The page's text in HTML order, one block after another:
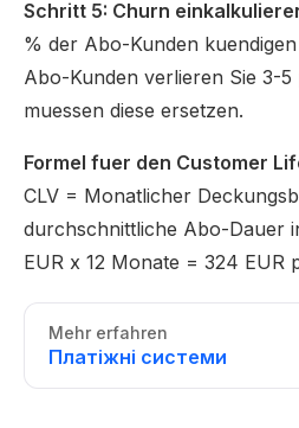
Schritt 5: Churn
% der Abo-Kunden
Abo-Kunden verlieren Sie 3-
muessen diese ersetzen.
Formel fuer den Customer
CLV = Monatlicher
durchschnittliche Abo-Dauer
EUR x 12 Monate = 324 EUR
Mehr erfahren
Платіжні системи